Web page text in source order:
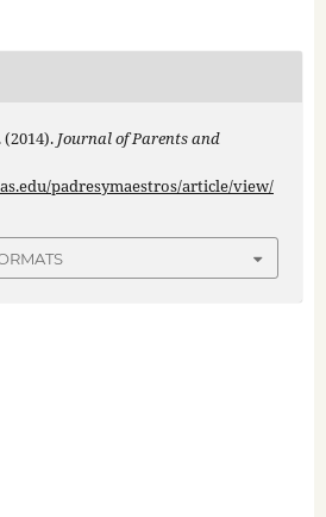
Journal of Parents and
padresymaestros/article/view/